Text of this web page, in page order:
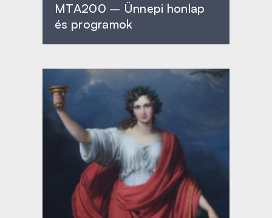
MTA200 – Ünnepi honlap
és programok